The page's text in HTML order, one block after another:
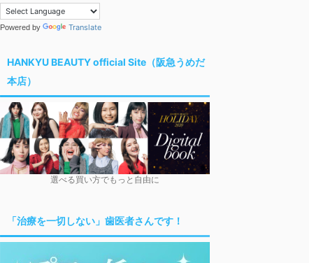
Powered by Translate
HANKYU BEAUTY official Site（阪急うめだ
本店）
選べる買い方でもっと自由に
「治療を一切しない」歯医者さんです！